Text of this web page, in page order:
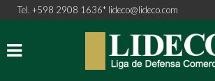
Tel. +598 2908 1636* lideco@lideco.com